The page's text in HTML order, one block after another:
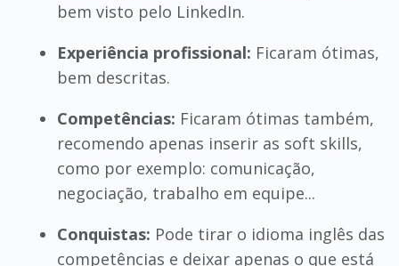
bem visto pelo LinkedIn.
Experiência profissional: Ficaram ótimas,
bem descritas.
Competências: Ficaram ótimas também,
recomendo apenas inserir as soft skills,
como por exemplo: comunicação,
negociação, trabalho em equipe...
Conquistas: Pode tirar o idioma inglês das
competências e deixar apenas o que está